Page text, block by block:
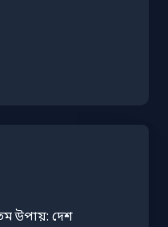
উপায়: দেশ